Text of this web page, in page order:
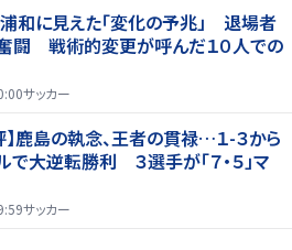
和に見えた「変化の予兆」 退場者
闘 戦術的変更が呼んだ１０人での
サッカー
】鹿島の執念、王者の貫禄…１-３から
で大逆転勝利 ３選手が「７・５」マ
サッカー